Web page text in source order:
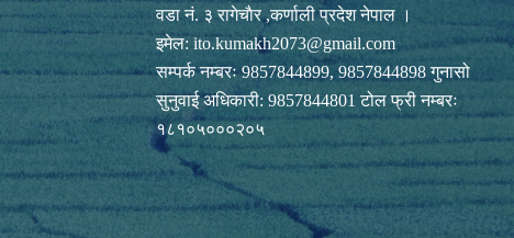
वडा नं. ३ रागेचाैर ,कर्णाली प्रदेश नेपाल ।
इमेल:ito.kumakh2073@gmail.com
सम्पर्क नम्बरः 9857844899, 9857844898 गुनासो
सुनुवाई अधिकारी: 9857844801 टोल फ्री नम्बरः
१८१०५०००२०५